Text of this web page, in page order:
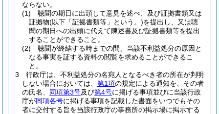
ならない。
(1)
聴聞の期日に出頭して意見を述べ、及び証拠書類又は
証拠物(以下「証拠書類等」という。)を提出し、又は聴
聞の期日への出頭に代えて陳述書及び証拠書類等を提出
することができること。
(2)
聴聞が終結する時までの間、当該不利益処分の原因と
なる事実を証する資料の閲覧を求めることができるこ
と。
3
行政庁は、不利益処分の名宛人となるべき者の所在が判明
しない場合においては、 第1項の規定による通知を、その者
の氏名、 同項第3号及び第4号に掲げる事項並びに当該行政
庁が同項各号に掲げる事項を記載した書面をいつでもその
者に交付する旨を当該行政庁の事務所の掲示場に掲示する